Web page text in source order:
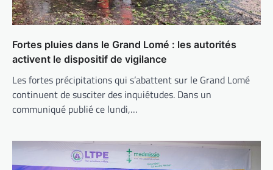
Fortes pluies dans le Grand Lomé : les autorités
activent le dispositif de vigilance
Les fortes précipitations qui s’abattent sur le Grand Lomé
continuent de susciter des inquiétudes. Dans un
communiqué publié ce lundi,…